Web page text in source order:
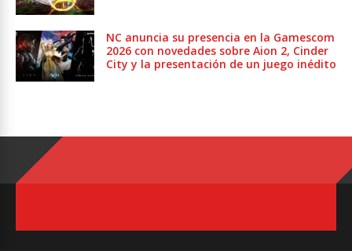
NC anuncia su presencia en la Gamescom
2026 con novedades sobre Aion 2, Cinder
City y la presentación de un juego inédito